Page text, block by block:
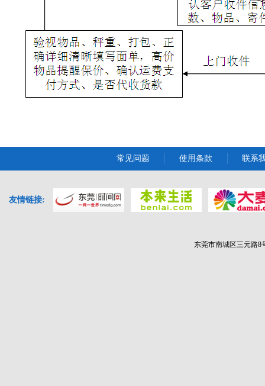
常见问题 使用条款 联系
友情链接:
东莞市南城区三元路8